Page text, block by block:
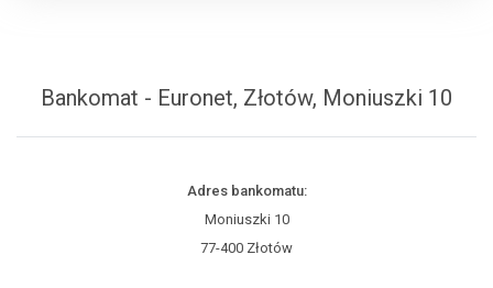
Bankomat - Euronet, Złotów, Moniuszki 10
Adres bankomatu:
Moniuszki 10
77-400 Złotów